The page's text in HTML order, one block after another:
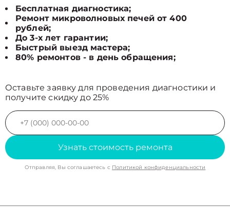
Бесплатная диагностика;
Ремонт микроволновых печей от 400
рублей;
До 3-х лет гарантии;
Быстрый выезд мастера;
80% ремонтов - в день обращения;
Оставьте заявку для проведения диагностики и
получите скидку до 25%
Узнать стоимость ремонта
Отправляя, Вы соглашаетесь с Политикой конфиденциальности